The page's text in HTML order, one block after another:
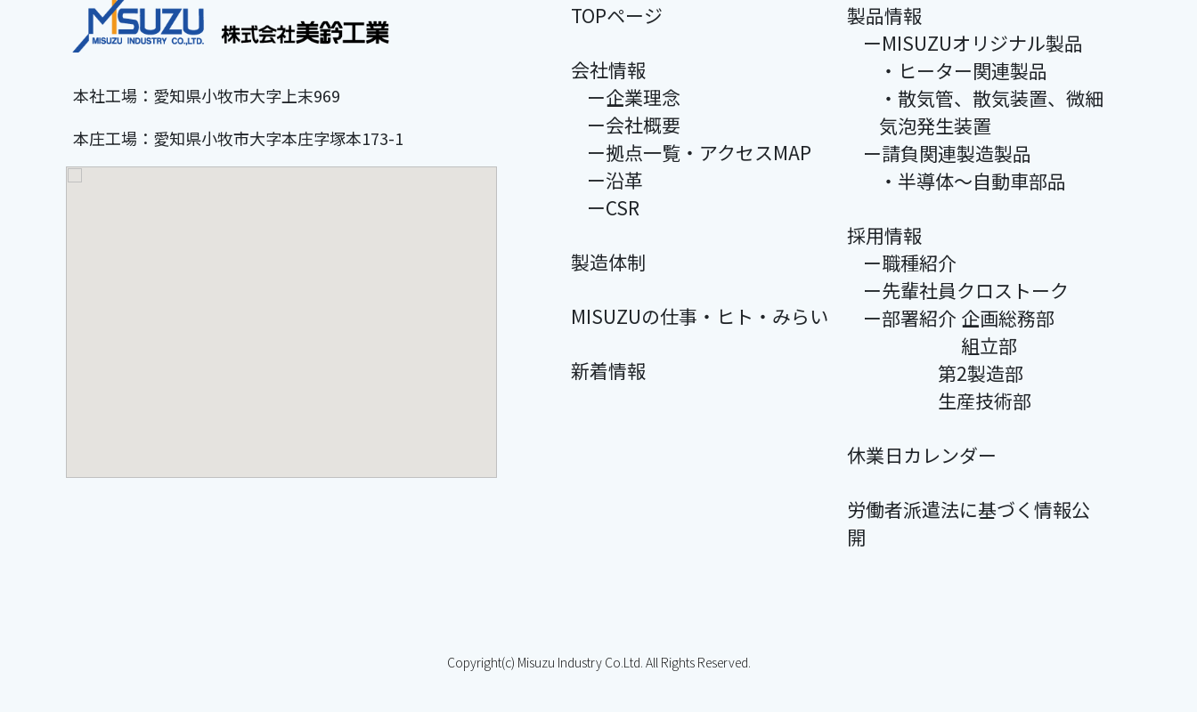
本社工場：愛知県小牧市大字上末969
本庄工場：愛知県小牧市大字本庄字塚本173-1
TOPページ
会社情報
ー企業理念
ー会社概要
ー拠点一覧・アクセスMAP
ー沿革
ーCSR
製造体制
MISUZUの仕事・ヒト・みらい
新着情報
製品情報
ーMISUZUオリジナル製品
・ヒーター関連製品
・散気管、散気装置、微細
気泡発生装置
ー請負関連製造製品
・半導体～自動車部品
採用情報
ー職種紹介
ー先輩社員クロストーク
ー部署紹介 企画総務部
組立部
第2製造部
生産技術部
休業日カレンダー
労働者派遣法に基づく情報公
開
Copyright(c) Misuzu Industry Co.Ltd. All Rights Reserved.